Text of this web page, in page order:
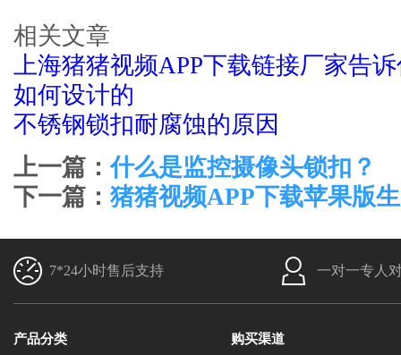
相关文章
上海猪猪视频APP下载链接厂家告
如何设计的
不锈钢锁扣耐腐蚀的原因
上一篇：什么是监控摄像头锁扣？
下一篇： 猪猪视频APP下载苹果版
7*24小时售后支持 一对一专人
产品分类 购买渠道